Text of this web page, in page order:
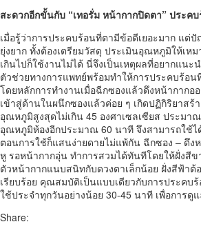
สะดวกอีกขั้นกับ “เทอรั่ม หน้ากากปิดตา” ประค
เมื่อรู้ว่าการประคบร้อนที่ตามีข้อดีเยอะมาก แ
ยุ่งยาก ทั้งต้องเตรียมวัสดุ ประเมินอุณหภูมิให้เห
เกินไปก็ใช้งานไม่ได้ นี่จึงเป็นเหตุผลที่อยากแนะ
ตัวช่วยทางการแพทย์พร้อมทำให้การประคบร้อน
โดยหลักการทำงานเมื่อฉีกซองแล้วดึงหน้ากากอ
เข้าสู่ด้านในผนึกซองแล้วค่อย ๆ เกิดปฏิกิริยาสร้
อุณหภูมิสูงสุดไม่เกิน 45 องศาเซลเซียส ประมา
อุณหภูมิห้องอีกประมาณ 60 นาที จึงสามารถใช้
ตอนการใช้ก็แสนง่ายดายไม่แพ้กัน ฉีกซอง – ดึง
หู รอหน้ากากอุ่น ทำการสวมได้ทันทีโดยให้ฝั่งสีข
ตัวหน้ากากแนบสนิทกับดวงตาเล็กน้อย ฝั่งสีฟ้าต้
เรียบร้อย คุณสมบัติเป็นแบบเดียวกับการประคบ
ใช้ประจำทุกวันอย่างน้อย 30-45 นาที เพื่อการดู
Share: